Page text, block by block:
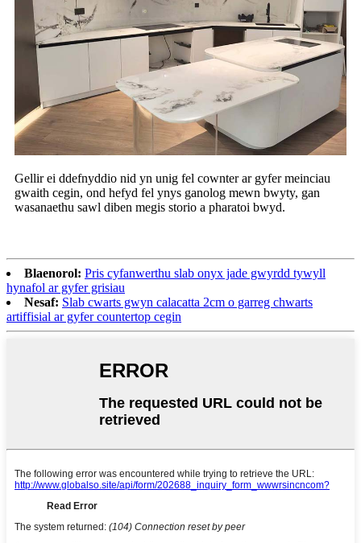
Gellir ei ddefnyddio nid yn unig fel cownter ar gyfer meinciau
gwaith cegin, ond hefyd fel ynys ganolog mewn bwyty, gan
wasanaethu sawl diben megis storio a pharatoi bwyd.
Blaenorol: Pris cyfanwerthu slab onyx jade gwyrdd tywyll
hynafol ar gyfer grisiau
Nesaf: Slab cwarts gwyn calacatta 2cm o garreg chwarts
artiffisial ar gyfer countertop cegin